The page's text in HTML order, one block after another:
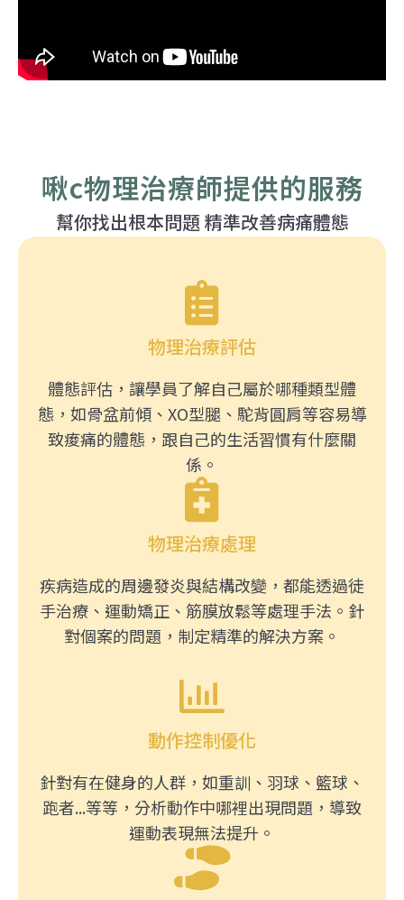
啾c物理治療師提供的服務
幫你找出根本問題 精準改善病痛體態
物理治療評估
體態評估，讓學員了解自己屬於哪種類型體
態，如骨盆前傾、XO型腿、駝背圓肩等容易導
致痠痛的體態，跟自己的生活習慣有什麼關
係。
物理治療處理​
疾病造成的周邊發炎與結構改變，都能透過徒
手治療、運動矯正、筋膜放鬆等處理手法。針
對個案的問題，制定精準的解決方案。
動作控制優化​
針對有在健身的人群，如重訓、羽球、籃球、
跑者...等等，分析動作中哪裡出現問題，導致
運動表現無法提升。